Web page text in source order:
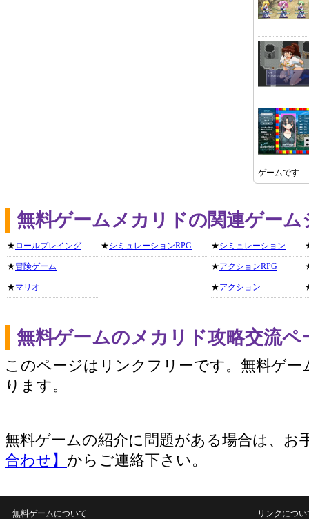
ゲームです
無料ゲームメカリドの関連ゲーム
★ ロールプレイング
★冒険ゲーム
★マリオ
★シミュレーションRPG ★シミュレーション
★アクションRPG
★アクション
無料ゲームのメカリド攻略交流ペ
このページはリンクフリーです。無料ゲー
ります。
無料ゲームの紹介に問題がある場合は、お
合わせ】 からご連絡下さい。
無料ゲームについて リンクについ